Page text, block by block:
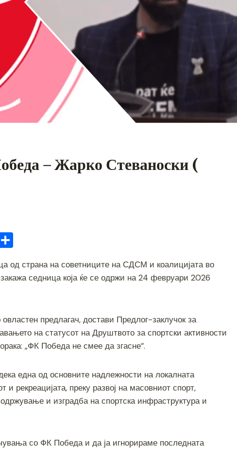
– Жарко Стеваноски (
ar
e
од страна на советниците на СДСМ и коалицијата во
седница која ќе се одржи на 24 февруари 2026
предлагач, достави Предлог-заклучок за
на статусот на Друштвото за спортски активности
„ФК Победа не смее да згасне“.
една од основните надлежности на локалната
рекреацијата, преку развој на масовниот спорт,
и изградба на спортска инфраструктура и
со ФК Победа и да ја игнорираме последната